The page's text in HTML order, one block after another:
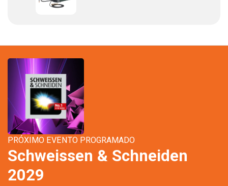
PRÓXIMO EVENTO PROGRAMADO
Schweissen & Schneiden
2029